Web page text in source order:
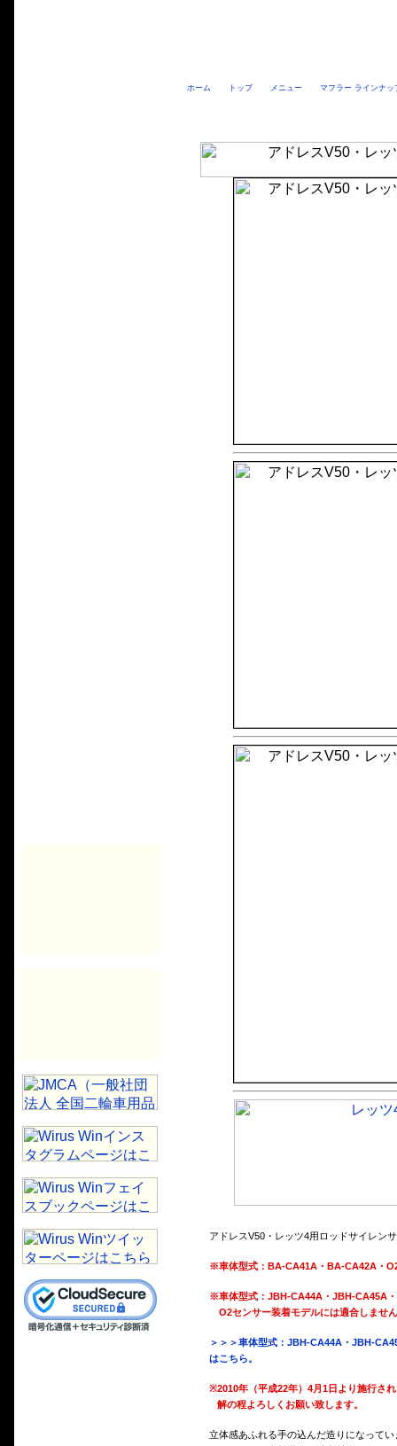
ホーム トップ メニュー マフラー ラインナッ
アドレスV50・レッツ4用ロッドサイレン
※車体型式：BA-CA41A・BA-CA42A・
※車体型式：JBH-CA44A・JBH-CA45A
O2センサー装着モデルには適合しませ
＞＞＞車体型式：JBH-CA44A・JBH-
はこちら。
※2010年（平成22年）4月1日より施行さ
解の程よろしくお願い致します。
立体感あふれる手の込んだ造りになってい